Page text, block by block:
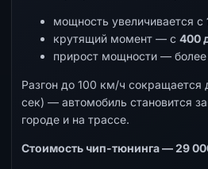
мощность увеличивается с
крутящий момент — с 400
прирост мощности — более
Разгон до 100 км/ч сокращается
сек) — автомобиль становится
городе и на трассе.
Стоимость чип-тюнинга — 29